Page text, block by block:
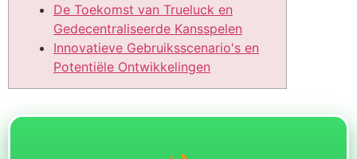
De Toekomst van Trueluck en
Gedecentraliseerde Kansspelen
Innovatieve Gebruiksscenario's en
Potentiële Ontwikkelingen